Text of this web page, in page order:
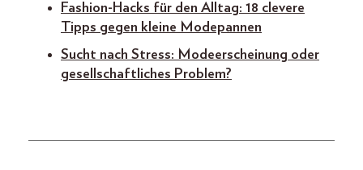
Fashion-Hacks für den Alltag: 18 clevere
Tipps gegen kleine Modepannen
Sucht nach Stress: Modeerscheinung oder
gesellschaftliches Problem?